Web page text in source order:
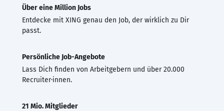
Über eine Million Jobs
Entdecke mit XING genau den Job, der wirklich zu Dir
passt.
Persönliche Job-Angebote
Lass Dich finden von Arbeitgebern und über 20.000
Recruiter·innen.
21 Mio. Mitglieder